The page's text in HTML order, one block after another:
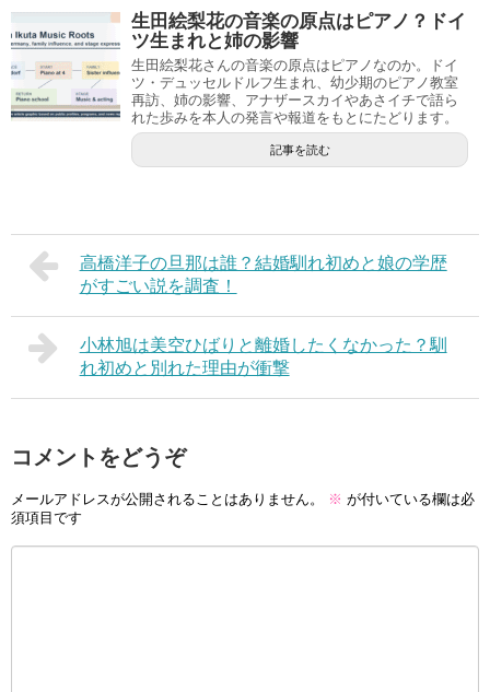
生田絵梨花の音楽の原点はピアノ？ドイ
ツ生まれと姉の影響
生田絵梨花さんの音楽の原点はピアノなのか。ドイ
ツ・デュッセルドルフ生まれ、幼少期のピアノ教室
再訪、姉の影響、アナザースカイやあさイチで語ら
れた歩みを本人の発言や報道をもとにたどります。
記事を読む
高橋洋子の旦那は誰？結婚馴れ初めと娘の学歴
がすごい説を調査！
小林旭は美空ひばりと離婚したくなかった？馴
れ初めと別れた理由が衝撃
コメントをどうぞ
メールアドレスが公開されることはありません。 ※ が付いている欄は必
須項目です